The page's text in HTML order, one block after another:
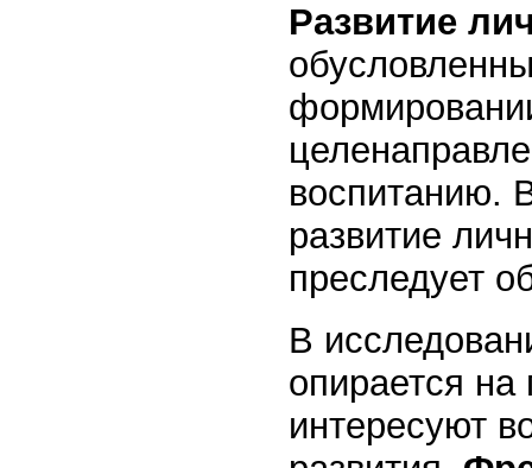
Развитие
воспитанию.
развитие
преследует
В
опирается
интересуют